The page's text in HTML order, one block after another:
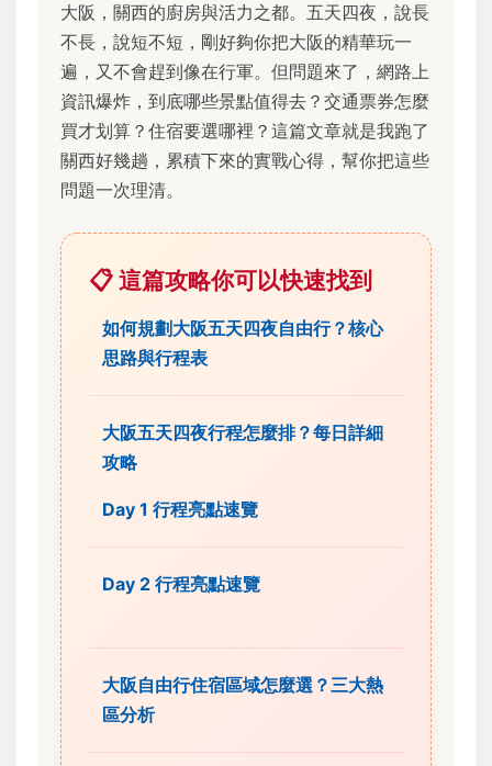
大阪，關西的廚房與活力之都。五天四夜，說長
不長，說短不短，剛好夠你把大阪的精華玩一
遍，又不會趕到像在行軍。但問題來了，網路上
資訊爆炸，到底哪些景點值得去？交通票券怎麼
買才划算？住宿要選哪裡？這篇文章就是我跑了
關西好幾趟，累積下來的實戰心得，幫你把這些
問題一次理清。
📋 這篇攻略你可以快速找到
如何規劃大阪五天四夜自由行？核心
思路與行程表
大阪五天四夜行程怎麼排？每日詳細
攻略
Day 1 行程亮點速覽
Day 2 行程亮點速覽
大阪自由行住宿區域怎麼選？三大熱
區分析